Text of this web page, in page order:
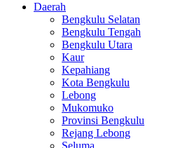
Daerah
Bengkulu Selatan
Bengkulu Tengah
Bengkulu Utara
Kaur
Kepahiang
Kota Bengkulu
Lebong
Mukomuko
Provinsi Bengkulu
Rejang Lebong
Seluma